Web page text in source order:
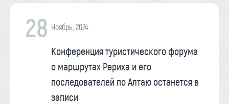
28 Ноябрь, 2024
Конференция туристического форума
о маршрутах Рериха и его
последователей по Алтаю останется в
записи